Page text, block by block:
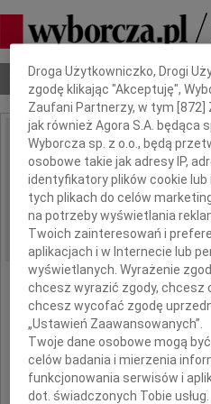
Nekrologi Odeszli Poradnik
IMIĘ I NAZWISKO:
REGION: Częstochowa
DATA EMISJI: 02.05.2015
Dbamy o Twoją prywatność
Droga Użytkowniczko, Drogi
zgodę klikając "Akceptuję",
Zaufani Partnerzy, w tym [872]
jak również Agora S.A. będąca
Wyborcza sp. z o.o., będą
osobowe takie jak adresy IP,
identyfikatory plików cookie
tych plikach do celów
na potrzeby wyświetlania
Twoich zainteresowań i
aplikacjach i w Internecie lub
wyświetlanych. Wyrażenie
chcesz wyrazić zgody, chcesz
chcesz wycofać zgodę
„Ustawień Zaawansowanych”.
Twoje dane osobowe mogą
celów badania i mierzenia
funkcjonowania serwisów i
dot. świadczonych Tobie